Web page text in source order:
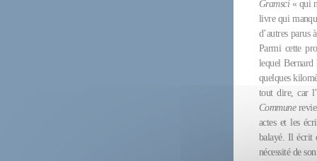
Gramsci « qui
livre qui
d’autres parus
Parmi cette
lequel Bernard
quelques
tout dire, car
Commune
actes et les
balayé. Il écrit
nécessité de